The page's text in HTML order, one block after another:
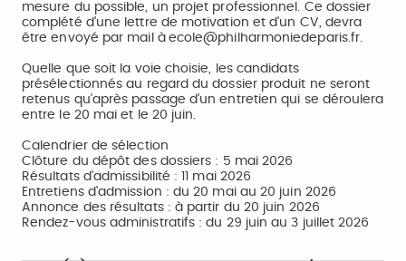
mesure du possible, un projet professionnel. Ce dossier
complété d'une lettre de motivation et d'un CV, devra
être envoyé par mail à ecole@philharmoniedeparis.fr.
Quelle que soit la voie choisie, les candidats
présélectionnés au regard du dossier produit ne seront
retenus qu’après passage d’un entretien qui se déroulera
entre le 20 mai et le 20 juin.
Calendrier de sélection
Clôture du dépôt des dossiers : 5 mai 2026
Résultats d’admissibilité : 11 mai 2026
Entretiens d'admission : du 20 mai au 20 juin 2026
Annonce des résultats : à partir du 20 juin 2026
Rendez-vous administratifs : du 29 juin au 3 juillet 2026